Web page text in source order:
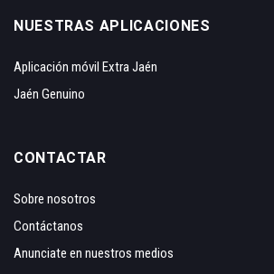
NUESTRAS APLICACIONES
Aplicación móvil Extra Jaén
Jaén Genuino
CONTACTAR
Sobre nosotros
Contáctanos
Anunciate en nuestros medios